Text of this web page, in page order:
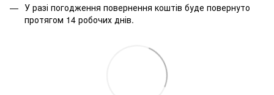
У разі погодження повернення коштів буде повернуто
протягом 14 робочих днів.